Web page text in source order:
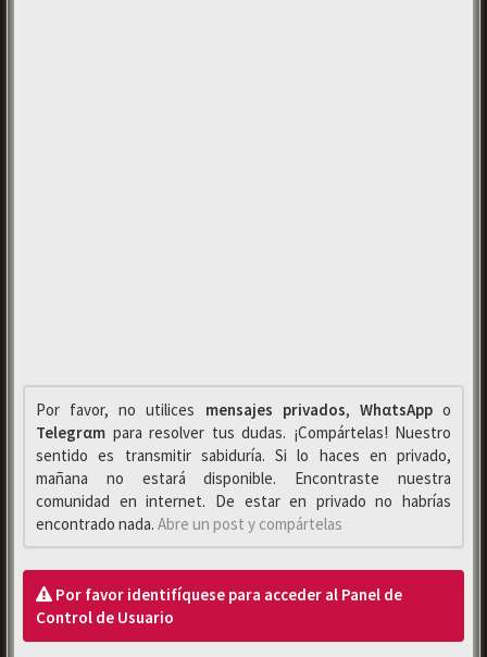
Por favor, no utilices mensajes privados, WhαtsAppo
Telegrαm para resolver tus dudas. ¡Compártelas! Nuestro
sentido es transmitir sabiduría. Si lo haces en privado,
mañana no estará disponible. Encontraste nuestra
comunidad en internet. De estar en privado no habrías
encontrado nada. Abre un post y compártelas
Por favor identifíquese para acceder al Panel de
Control de Usuario